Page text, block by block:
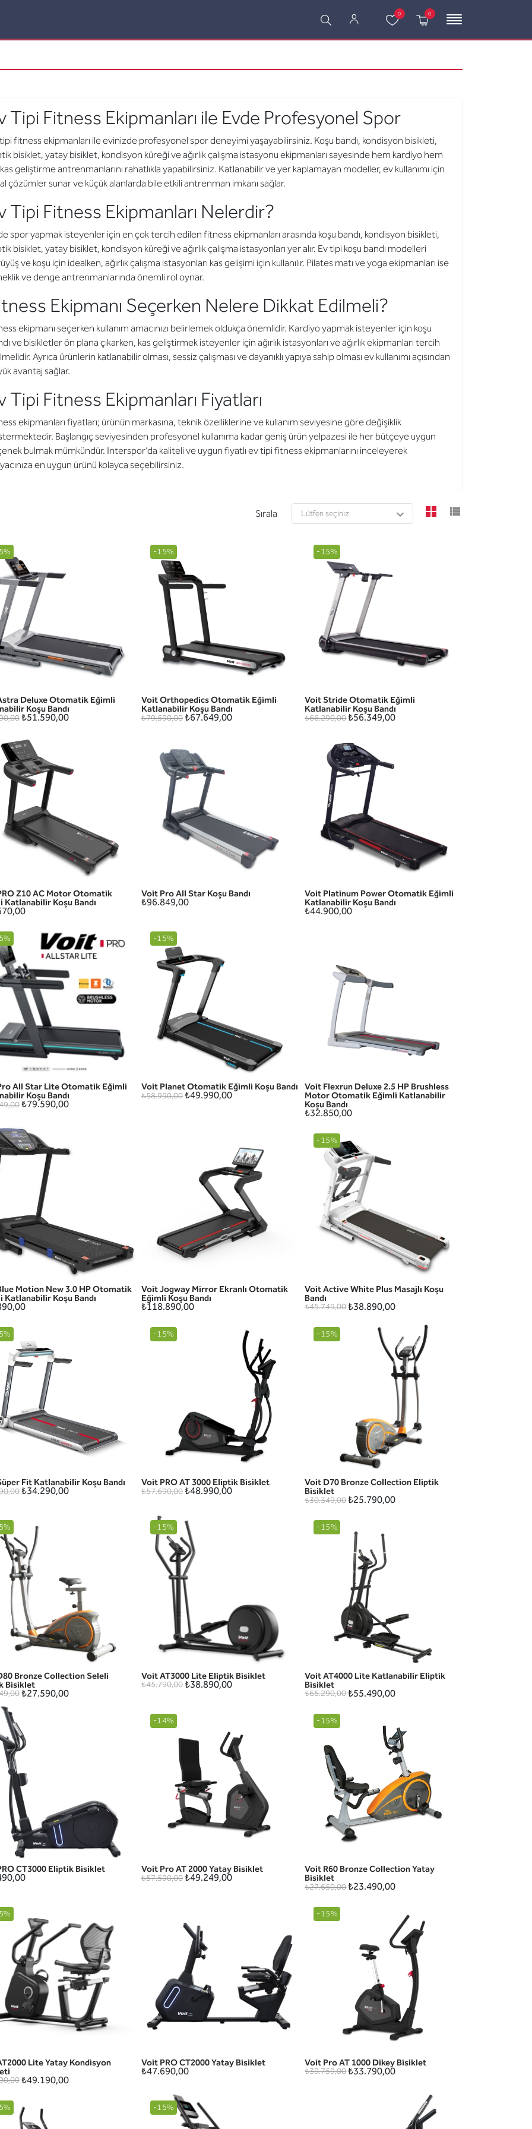
0 0
Tipi Fitness Ekipmanları ile Evde Profesyonel Spor
fitness ekipmanları ile evinizde profesyonel spor deneyimi yaşayabilirsiniz. Koşu bandı, kondisyon bisikleti,
bisiklet, yatay bisiklet, kondisyon küreği ve ağırlık çalışma istasyonu ekipmanları sayesinde hem kardiyo hem
geliştirme antrenmanlarını rahatlıkla yapabilirsiniz. Katlanabilir ve yer kaplamayan modeller, ev kullanımı için
çözümler sunar ve küçük alanlarda bile etkili antrenman imkanı sağlar.
Tipi Fitness Ekipmanları Nelerdir?
spor yapmak isteyenler için en çok tercih edilen fitness ekipmanları arasında koşu bandı, kondisyon bisikleti,
bisiklet, yatay bisiklet, kondisyon küreği ve ağırlık çalışma istasyonları yer alır. Ev tipi koşu bandı modelleri
ve koşu için idealken, ağırlık çalışma istasyonları kas gelişimi için kullanılır. Pilates matı ve yoga ekipmanları ise
ve denge antrenmanlarında önemli rol oynar.
Ekipmanı Seçerken Nelere Dikkat Edilmeli?
ekipmanı seçerken kullanım amacınızı belirlemek oldukça önemlidir. Kardiyo yapmak isteyenler için koşu
ve bisikletler ön plana çıkarken, kas geliştirmek isteyenler için ağırlık istasyonları ve ağırlık ekipmanları tercih
Ayrıca ürünlerin katlanabilir olması, sessiz çalışması ve dayanıklı yapıya sahip olması ev kullanımı açısından
avantaj sağlar.
Tipi Fitness Ekipmanları Fiyatları
ekipmanları fiyatları; ürünün markasına, teknik özelliklerine ve kullanım seviyesine göre değişiklik
Başlangıç seviyesinden profesyonel kullanıma kadar geniş ürün yelpazesi ile her bütçeye uygun
bulmak mümkündür. Interspor’da kaliteli ve uygun fiyatlı ev tipi fitness ekipmanlarını inceleyerek
en uygun ürünü kolayca seçebilirsiniz.
Sırala viewmode grid
HIZLI GÖRÜNÜM
Deluxe Otomatik Eğimli
Koşu Bandı
₺51.590,00
HIZLI GÖRÜNÜM
-15%
Voit Orthopedics Otomatik Eğimli
Katlanabilir Koşu Bandı
₺79.590,00₺67.649,00
HIZLI GÖRÜNÜM
-15%
Voit Stride Otomatik Eğimli
Katlanabilir Koşu Bandı
₺66.290,00₺56.349,00
HIZLI GÖRÜNÜM
Z10 AC Motor Otomatik
Katlanabilir Koşu Bandı
HIZLI GÖRÜNÜM
Voit Pro All Star Koşu Bandı
₺96.849,00 HIZLI GÖRÜNÜM
Voit Platinum Power Otomatik Eğimli
Katlanabilir Koşu Bandı
₺44.900,00
HIZLI GÖRÜNÜM
All Star Lite Otomatik Eğimli
Koşu Bandı
₺79.590,00
HIZLI GÖRÜNÜM
-15%
Voit Planet Otomatik Eğimli Koşu Bandı
₺58.990,00₺49.990,00 HIZLI GÖRÜNÜM
Voit Flexrun Deluxe 2.5 HP Brushless
Motor Otomatik Eğimli Katlanabilir
Koşu Bandı
₺32.850,00
HIZLI GÖRÜNÜM
Motion New 3.0 HP Otomatik
Katlanabilir Koşu Bandı
HIZLI GÖRÜNÜM
Voit Jogway Mirror Ekranlı Otomatik
Eğimli Koşu Bandı
₺118.890,00
HIZLI GÖRÜNÜM
-15%
Voit Active White Plus Masajlı Koşu
Bandı
₺45.749,00₺38.890,00
HIZLI GÖRÜNÜM
Fit Katlanabilir Koşu Bandı
₺34.290,00 HIZLI GÖRÜNÜM
-15%
Voit PRO AT 3000 Eliptik Bisiklet
₺57.690,00₺48.990,00 HIZLI GÖRÜNÜM
-15%
Voit D70 Bronze Collection Eliptik
Bisiklet
₺30.349,00₺25.790,00
HIZLI GÖRÜNÜM
Bronze Collection Seleli
Bisiklet
₺27.590,00
HIZLI GÖRÜNÜM
-15%
Voit AT3000 Lite Eliptik Bisiklet
₺45.790,00₺38.890,00 HIZLI GÖRÜNÜM
-15%
Voit AT4000 Lite Katlanabilir Eliptik
Bisiklet
₺65.290,00₺55.490,00
HIZLI GÖRÜNÜM
CT3000 Eliptik Bisiklet HIZLI GÖRÜNÜM
-14%
Voit Pro AT 2000 Yatay Bisiklet
₺57.590,00₺49.249,00 HIZLI GÖRÜNÜM
-15%
Voit R60 Bronze Collection Yatay
Bisiklet
₺27.650,00₺23.490,00
HIZLI GÖRÜNÜM
Lite Yatay Kondisyon
₺49.190,00
HIZLI GÖRÜNÜM
Voit PRO CT2000 Yatay Bisiklet
₺47.690,00 HIZLI GÖRÜNÜM
-15%
Voit Pro AT 1000 Dikey Bisiklet
₺39.759,00₺33.790,00
-15%